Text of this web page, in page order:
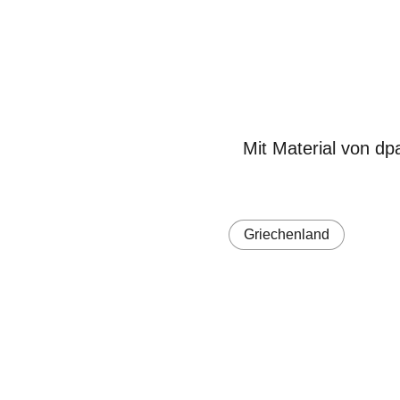
Mit Material von
Griechenland